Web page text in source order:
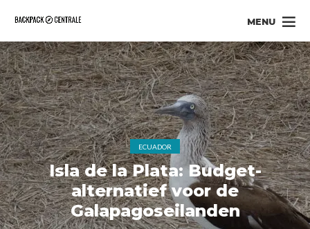
MENU
ECUADOR
Isla de la Plata: Budget-
alternatief voor de
Galapagoseilanden